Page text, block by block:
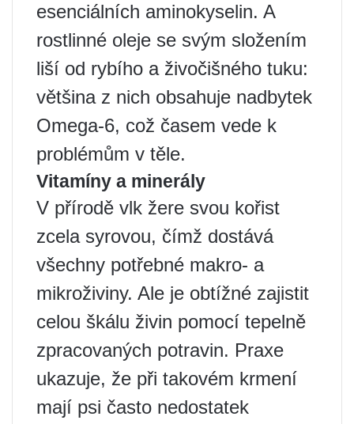
esenciálních aminokyselin. A
rostlinné oleje se svým složením
liší od rybího a živočišného tuku:
většina z nich obsahuje nadbytek
Omega-6, což časem vede k
problémům v těle.
Vitamíny a minerály
V přírodě vlk žere svou kořist
zcela syrovou, čímž dostává
všechny potřebné makro- a
mikroživiny. Ale je obtížné zajistit
celou škálu živin pomocí tepelně
zpracovaných potravin. Praxe
ukazuje, že při takovém krmení
mají psi často nedostatek